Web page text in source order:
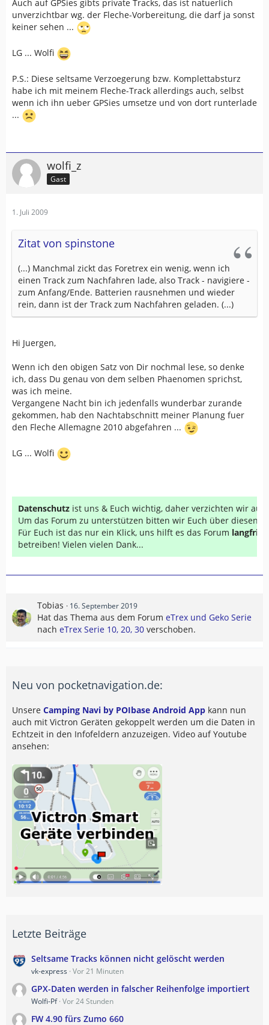
Auch auf GPSies gibts private Tracks, das ist natuerlich
unverzichtbar wg. der Fleche-Vorbereitung, die darf ja sonst
keiner sehen ...
LG ... Wolfi
P.S.: Diese seltsame Verzoegerung bzw. Komplettabsturz
habe ich mit meinem Fleche-Track allerdings auch, selbst
wenn ich ihn ueber GPSies umsetze und von dort runterlade
...
wolfi_z
Gast
1. Juli 2009
Zitat von spinstone
(...) Manchmal zickt das Foretrex ein wenig, wenn ich
einen Track zum Nachfahren lade, also Track - navigiere -
zum Anfang/Ende. Batterien rausnehmen und wieder
rein, dann ist der Track zum Nachfahren geladen. (...)
Hi Juergen,
Wenn ich den obigen Satz von Dir nochmal lese, so denke
ich, dass Du genau von dem selben Phaenomen sprichst,
was ich meine.
Vergangene Nacht bin ich jedenfalls wunderbar zurande
gekommen, hab den Nachtabschnitt meiner Planung fuer
den Fleche Allemagne 2010 abgefahren ...
LG ... Wolfi
Datenschutz ist uns & Euch wichtig, daher verzichten wir auf
Um das Forum zu unterstützen bitten wir Euch über diesen
Für Euch ist das nur ein Klick, uns hilft es das Forum
betreiben! Vielen vielen Dank...
Tobias 16. September 2019
Hat das Thema aus dem Forum eTrex und Geko Serie
nach eTrex Serie 10, 20, 30 verschoben.
Neu von pocketnavigation.de:
Unsere Camping Navi by POIbase Android App kann nun
auch mit Victron Geräten gekoppelt werden um die Daten in
Echtzeit in den Infofeldern anzuzeigen. Video auf Youtube
ansehen:
Letzte Beiträge
Seltsame Tracks können nicht gelöscht werden
vk-express Vor 21 Minuten
GPX-Daten werden in falscher Reihenfolge importiert
Wolfi-Pf Vor 24 Stunden
FW 4.90 fürs Zumo 660